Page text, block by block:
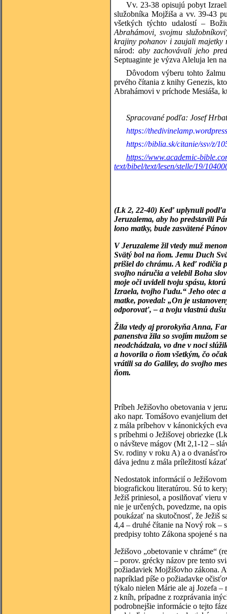
Vv. 23-38 opisujú pobyt
služobníka Mojžiša a vv. 39-43
všetkých týchto udalostí –
Abrahámovi, svojmu služobníkovi
krajiny pohanov i zaujali majetky
národ: aby zachovávali jeho
Septuaginte je výzva Aleluja len
Dôvodom výberu tohto
prvého čítania z knihy Genezis,
Abrahámovi v príchode Mesiáša,
Spracované podľa: Josef
https://
https://biblia.sk/citanie/ssv/z/
https://www.academic-
text/bibel/text/lesen/stelle/19/
(Lk 2, 22-40) Keď uplynuli podľa
Jeruzalema, aby ho predstavili
lono matky, bude zasvätené
V Jeruzaleme žil vtedy muž
Svätý bol na ňom. Jemu Duch
prišiel do chrámu. A keď rodičia
svojho náručia a velebil Boha
moje oči uvideli tvoju spásu,
Izraela, tvojho ľudu.“ Jeho otec
matke, povedal: „On je
odporovať, – a tvoju vlastnú
Žila vtedy aj prorokyňa Anna,
panenstva žila so svojím mužom
neodchádzala, vo dne v noci
a hovorila o ňom všetkým, čo
vrátili sa do Galiley, do svojho
ňom.
Príbeh Ježišovho obetovania v
ako napr. Tomášovo evanjelium
z mála príbehov v kánonických
s príbehmi o Ježišovej obriezke
o návšteve mágov (Mt 2,1-12 –
Sv. rodiny v roku A) a o
dáva jednu z mála príležitostí
Nedostatok informácií o
biografickou literatúrou. Sú to
Ježiš priniesol, a posilňovať vieru
nie je určených, povedzme, na
poukázať na skutočnosť, že Ježiš
4,4 – druhé čítanie na Nový rok –
predpisy tohto Zákona spojené s
Ježišovo „obetovanie v chráme“
– porov. grécky názov pre tento
požiadaviek Mojžišovho zákona.
napríklad píše o požiadavke
týkalo nielen Márie ale aj Jozefa
z kníh, prípadne z rozprávania
podrobnejšie informácie o tejto